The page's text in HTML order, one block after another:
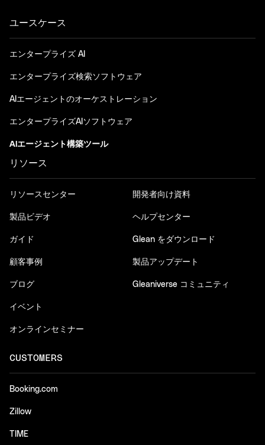
ユースケース
エンタープライズ AI
エンタープライズ検索ソフトウェア
AIエージェントのオーケストレーション
エンタープライズAIソフトウェア
AIエージェント構築ツール
リソース
リソースセンター
製品ビデオ
ガイド
顧客事例
ブログ
イベント
オンラインセミナー
開発者向け資料
ヘルプセンター
Glean をダウンロード
製品アップデート
Gleaniverse コミュニティ
CUSTOMERS
Booking.com
Zillow
TIME